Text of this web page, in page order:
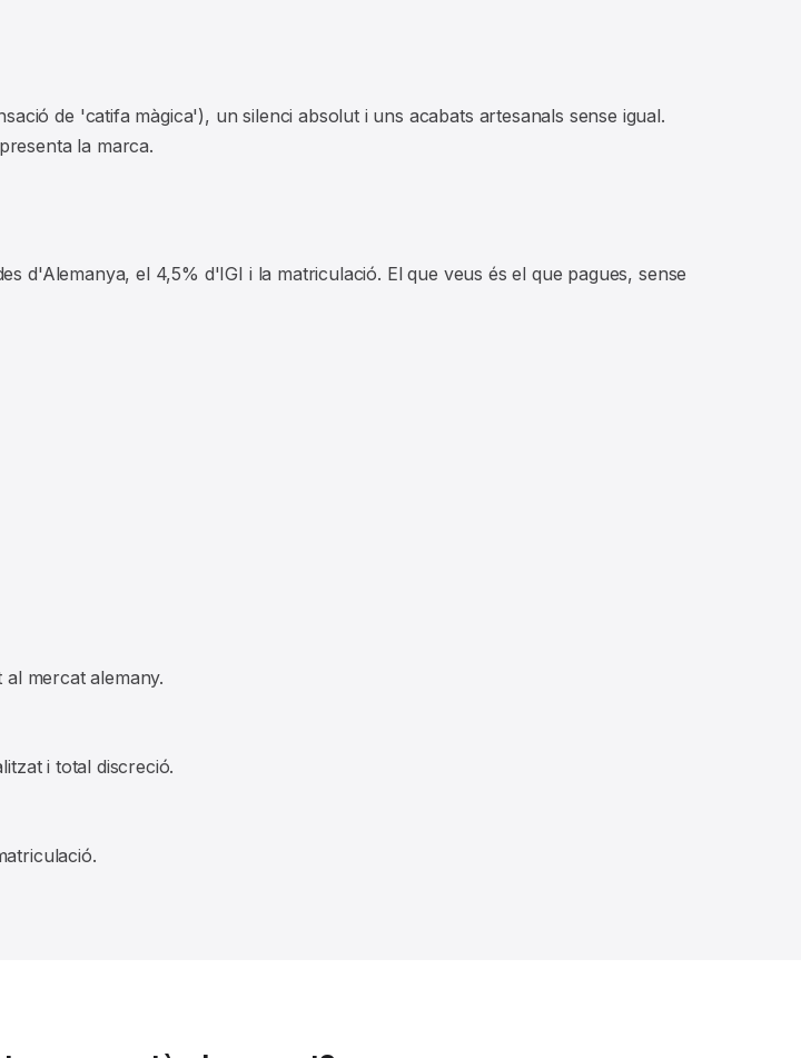
de 'catifa màgica'), un silenci absolut i uns acabats artesanals sense igual.
la marca.
d'Alemanya, el 4,5% d'IGI i la matriculació. El que veus és el que pagues, sense
mercat alemany.
i total discreció.